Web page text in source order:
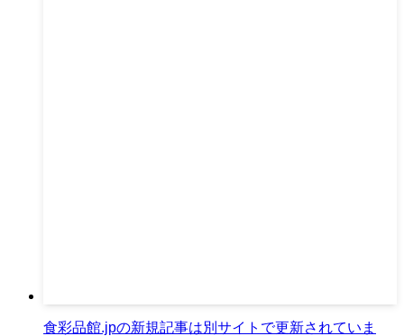
食彩品館.jpの新規記事は別サイトで更新されていま